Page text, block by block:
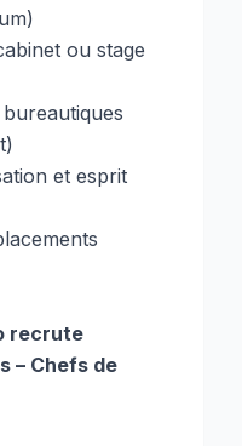
ou stage
et esprit
recrute
– Chefs de